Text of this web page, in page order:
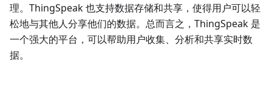
理。ThingSpeak 也支持数据存储和共享，使得用户可以轻
松地与其他人分享他们的数据。总而言之，ThingSpeak 是
一个强大的平台，可以帮助用户收集、分析和共享实时数
据。